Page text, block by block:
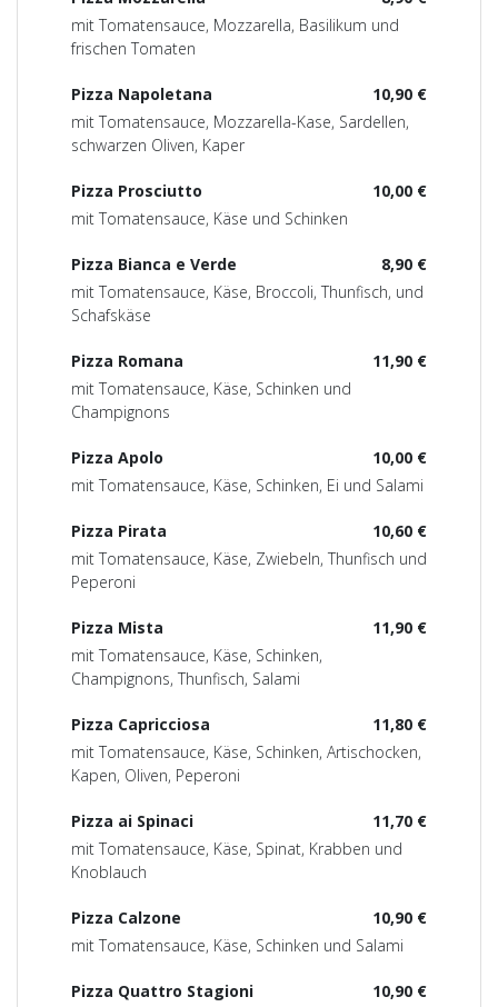
mit Tomatensauce, Mozzarella, Basilikum und
frischen Tomaten
10,90 €
Pizza Napoletana
mit Tomatensauce, Mozzarella-Kase, Sardellen,
schwarzen Oliven, Kaper
10,00 €
Pizza Prosciutto
mit Tomatensauce, Käse und Schinken
8,90 €
Pizza Bianca e Verde
mit Tomatensauce, Käse, Broccoli, Thunfisch, und
Schafskäse
11,90 €
Pizza Romana
mit Tomatensauce, Käse, Schinken und
Champignons
10,00 €
Pizza Apolo
mit Tomatensauce, Käse, Schinken, Ei und Salami
10,60 €
Pizza Pirata
mit Tomatensauce, Käse, Zwiebeln, Thunfisch und
Peperoni
11,90 €
Pizza Mista
mit Tomatensauce, Käse, Schinken,
Champignons, Thunfisch, Salami
11,80 €
Pizza Capricciosa
mit Tomatensauce, Käse, Schinken, Artischocken,
Kapen, Oliven, Peperoni
11,70 €
Pizza ai Spinaci
mit Tomatensauce, Käse, Spinat, Krabben und
Knoblauch
10,90 €
Pizza Calzone
mit Tomatensauce, Käse, Schinken und Salami
10,90 €
Pizza Quattro Stagioni